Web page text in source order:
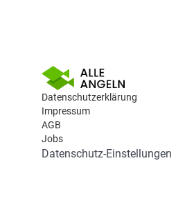
Datenschutzerklärung
Impressum
AGB
Jobs
Datenschutz-Einstellungen